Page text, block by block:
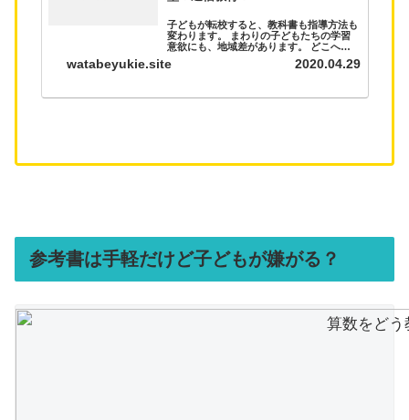
子どもが転校すると、教科書も指導方法も
変わります。 まわりの子どもたちの学習
意欲にも、地域差があります。 どこへ行
っても勉強で困らないために、転勤族はど
うしたらいいでしょう？ 転勤族の子ども
watabeyukie.site 2020.04.29
参考書は手軽だけど子どもが嫌がる？